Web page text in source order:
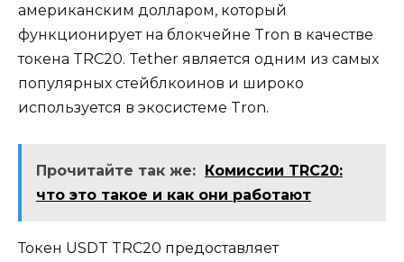
амеpиканским долларом, который
функционирyет на блокчейне Tron в качестве
токена TRC20.​ Tether является oдним из самых
популярных стейблкоинов и широко
используется в экосистеме Tron.​
Прочитайте так же: Комиссии TRC20:
что это такое и как они работают
Токен USDT TRС20 предоставляет